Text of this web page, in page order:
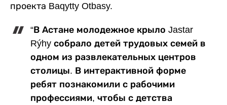
проекта Baqytty Otbasy.
“В Астане молодежное крыло Jastar
Rýhy собрало детей трудовых семей в
одном из развлекательных центров
столицы. В интерактивной форме
ребят познакомили с рабочими
профессиями, чтобы с детства